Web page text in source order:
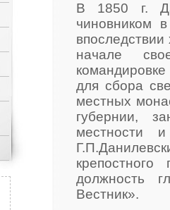
В 1850 г.
чиновником
начале
для сбора
местных
губернии,
местности и
должность
Вестник».